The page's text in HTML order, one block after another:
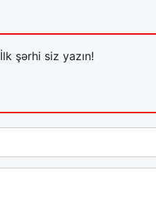
şərhi siz yazın!